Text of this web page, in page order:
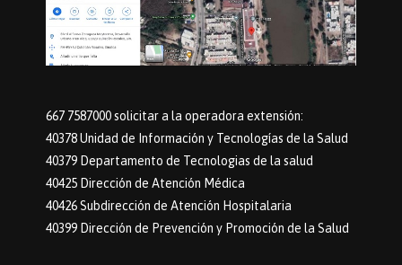
667 7587000 solicitar a la operadora extensión:
40378 Unidad de Información y Tecnologías de la Salud
40379 Departamento de Tecnologias de la salud
40425 Dirección de Atención Médica
40426 Subdirección de Atención Hospitalaria
40399 Dirección de Prevención y Promoción de la Salud